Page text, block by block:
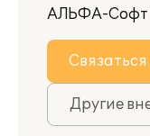
АЛЬФА-Софт
Связаться
Другие